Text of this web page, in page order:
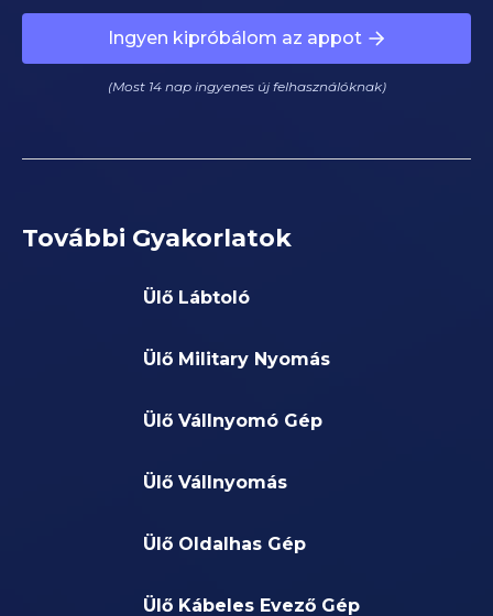
Ingyen kipróbálom az appot
(Most 14 nap ingyenes új felhasználóknak)
További Gyakorlatok
Ülő Lábtoló
Ülő Military Nyomás
Ülő Vállnyomó Gép
Ülő Vállnyomás
Ülő Oldalhas Gép
Ülő Kábeles Evező Gép